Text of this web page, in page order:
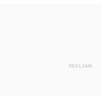
REKLAMA